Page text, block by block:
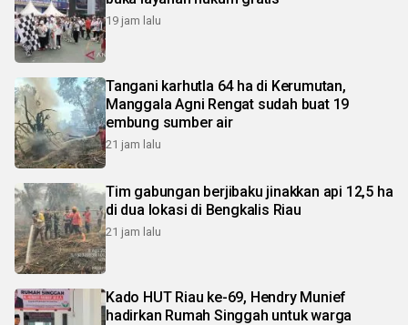
19 jam lalu
Tangani karhutla 64 ha di Kerumutan,
Manggala Agni Rengat sudah buat 19
embung sumber air
21 jam lalu
Tim gabungan berjibaku jinakkan api 12,5 ha
di dua lokasi di Bengkalis Riau
21 jam lalu
Kado HUT Riau ke-69, Hendry Munief
hadirkan Rumah Singgah untuk warga